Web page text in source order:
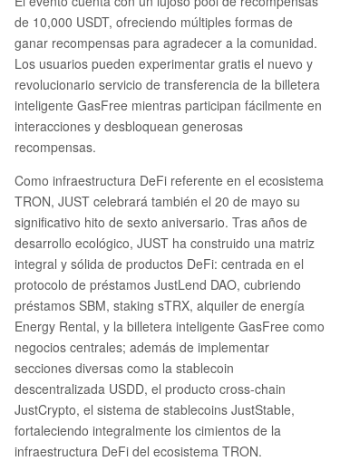
ue están transfiriendo (como USDT), eliminando
la necesidad de poseer el token nativo de la blo
ckchain (TRX). Esto simplifica enormemente las t
ransferencias on-chain. **Las 5 actividades clav
e del evento son:** 1. **Desafío de Activación G
asFree:** Recompensas aleatorias por activar y r
ealizar tu primera transferencia. 2. **Reembolso
Total de Tarifas:** Selección diaria de 200 usuari
de sus transferencias con GasFree. 3. **Beneficio
Especial del Día de la Pizza de Bitcoin:** Un poo
l de premios especial para conmemorar esta fec
ha icónica. 4. **Sorteo de la Suerte del 6º Aniver
sa...
de 10,000 USDT, ofreciendo múltiples formas de
ganar recompensas para agradecer a la comunidad.
Los usuarios pueden experimentar gratis el nuevo y
revolucionario servicio de transferencia de la billetera
inteligente GasFree mientras participan fácilmente en
interacciones y desbloquean generosas
recompensas.
Como infraestructura DeFi referente en el ecosistema
TRON, JUST celebrará también el 20 de mayo su
significativo hito de sexto aniversario. Tras años de
desarrollo ecológico, JUST ha construido una matriz
integral y sólida de productos DeFi: centrada en el
protocolo de préstamos JustLend DAO, cubriendo
préstamos SBM, staking sTRX, alquiler de energía
Energy Rental, y la billetera inteligente GasFree como
negocios centrales; además de implementar
secciones diversas como la stablecoin
descentralizada USDD, el producto cross-chain
JustCrypto, el sistema de stablecoins JustStable,
fortaleciendo integralmente los cimientos de la
infraestructura DeFi del ecosistema TRON.